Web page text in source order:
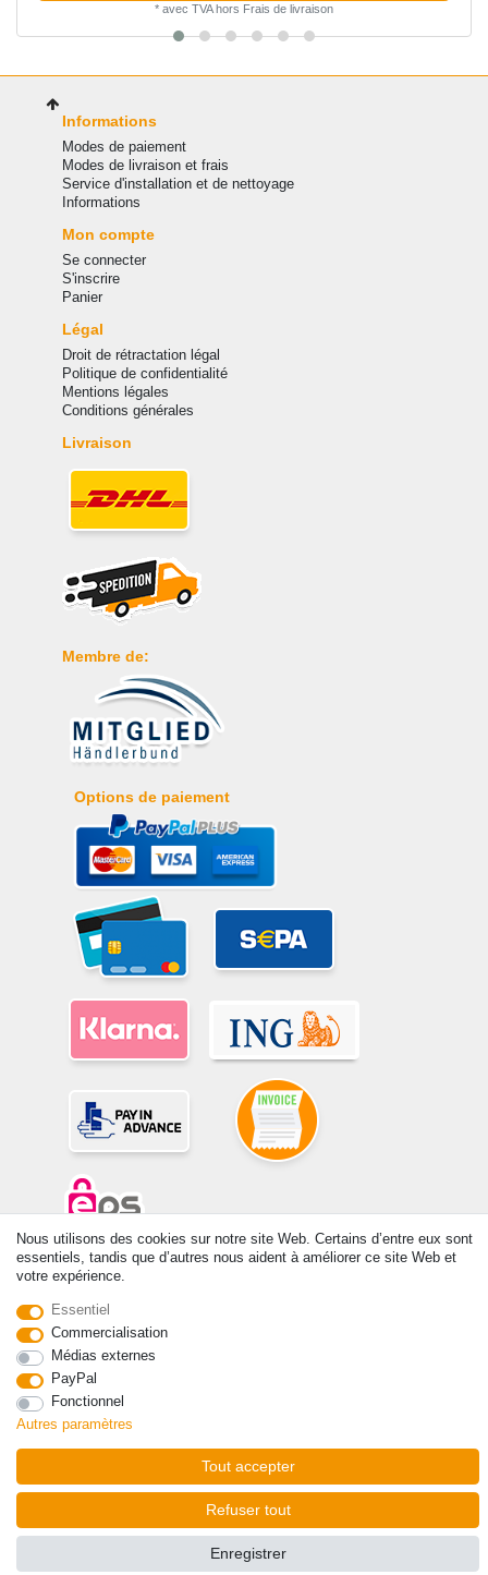
* avec TVAhors Frais de livraison
Informations
Modes de paiement
Modes de livraison et frais
Service d'installation et de nettoyage
Informations
Mon compte
Se connecter
S'inscrire
Panier
Légal
Droit de rétractation légal
Politique de confidentialité
Mentions légales
Conditions générales
Livraison
Membre de:
Options de paiement
© Copyright 2026 | Tous droits réservés. -Tous droits réservés – Les
prix indiqués par le Vendeur au moment de la commande sont libellés
en Euros TTC. Les conditions s’appliquent aux livraisons en France !
Nous utilisons des cookies sur notre site Web. Certains d’entre eux sont
essentiels, tandis que d’autres nous aident à améliorer ce site Web et
votre expérience.
Essentiel
Commercialisation
Médias externes
PayPal
Fonctionnel
Autres paramètres
Tout accepter
Refuser tout
Enregistrer
Rétracter le contrat ici